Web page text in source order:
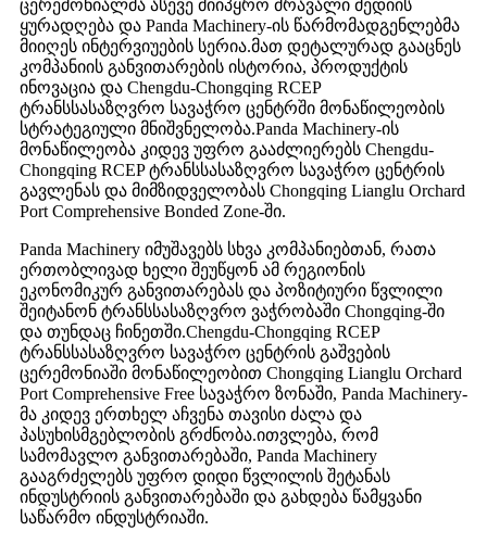
ცერემონიალმა ასევე მიიპყრო მრავალი მედიის
ყურადღება და Panda Machinery-ის წარმომადგენლებმა
მიიღეს ინტერვიუების სერია.მათ დეტალურად გააცნეს
კომპანიის განვითარების ისტორია, პროდუქტის
ინოვაცია და Chengdu-Chongqing RCEP
ტრანსსასაზღვრო სავაჭრო ცენტრში მონაწილეობის
სტრატეგიული მნიშვნელობა.Panda Machinery-ის
მონაწილეობა კიდევ უფრო გააძლიერებს Chengdu-
Chongqing RCEP ტრანსსასაზღვრო სავაჭრო ცენტრის
გავლენას და მიმზიდველობას Chongqing Lianglu Orchard
Port Comprehensive Bonded Zone-ში.
Panda Machinery იმუშავებს სხვა კომპანიებთან, რათა
ერთობლივად ხელი შეუწყონ ამ რეგიონის
ეკონომიკურ განვითარებას და პოზიტიური წვლილი
შეიტანონ ტრანსსასაზღვრო ვაჭრობაში Chongqing-ში
და თუნდაც ჩინეთში.Chengdu-Chongqing RCEP
ტრანსსასაზღვრო სავაჭრო ცენტრის გაშვების
ცერემონიაში მონაწილეობით Chongqing Lianglu Orchard
Port Comprehensive Free სავაჭრო ზონაში, Panda Machinery-
მა კიდევ ერთხელ აჩვენა თავისი ძალა და
პასუხისმგებლობის გრძნობა.ითვლება, რომ
სამომავლო განვითარებაში, Panda Machinery
გააგრძელებს უფრო დიდი წვლილის შეტანას
ინდუსტრიის განვითარებაში და გახდება წამყვანი
საწარმო ინდუსტრიაში.